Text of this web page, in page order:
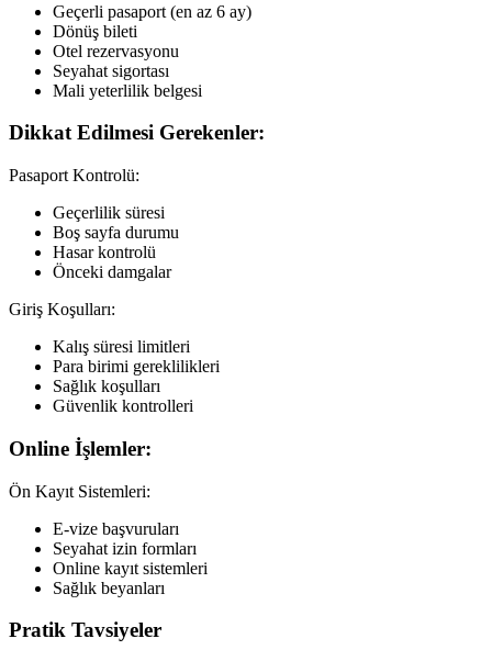
Geçerli pasaport (en az 6 ay)
Dönüş bileti
Otel rezervasyonu
Seyahat sigortası
Mali yeterlilik belgesi
Dikkat Edilmesi Gerekenler:
Pasaport Kontrolü:
Geçerlilik süresi
Boş sayfa durumu
Hasar kontrolü
Önceki damgalar
Giriş Koşulları:
Kalış süresi limitleri
Para birimi gereklilikleri
Sağlık koşulları
Güvenlik kontrolleri
Online İşlemler:
Ön Kayıt Sistemleri:
E-vize başvuruları
Seyahat izin formları
Online kayıt sistemleri
Sağlık beyanları
Pratik Tavsiyeler